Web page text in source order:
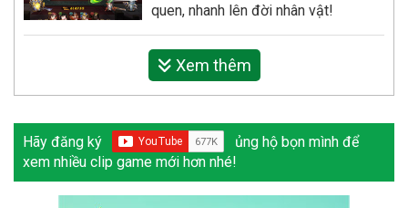
quen, nhanh lên đời nhân vật!
Xem thêm
Hãy đăng ký
ủng hộ bọn mình để
xem nhiều clip game mới hơn nhé!